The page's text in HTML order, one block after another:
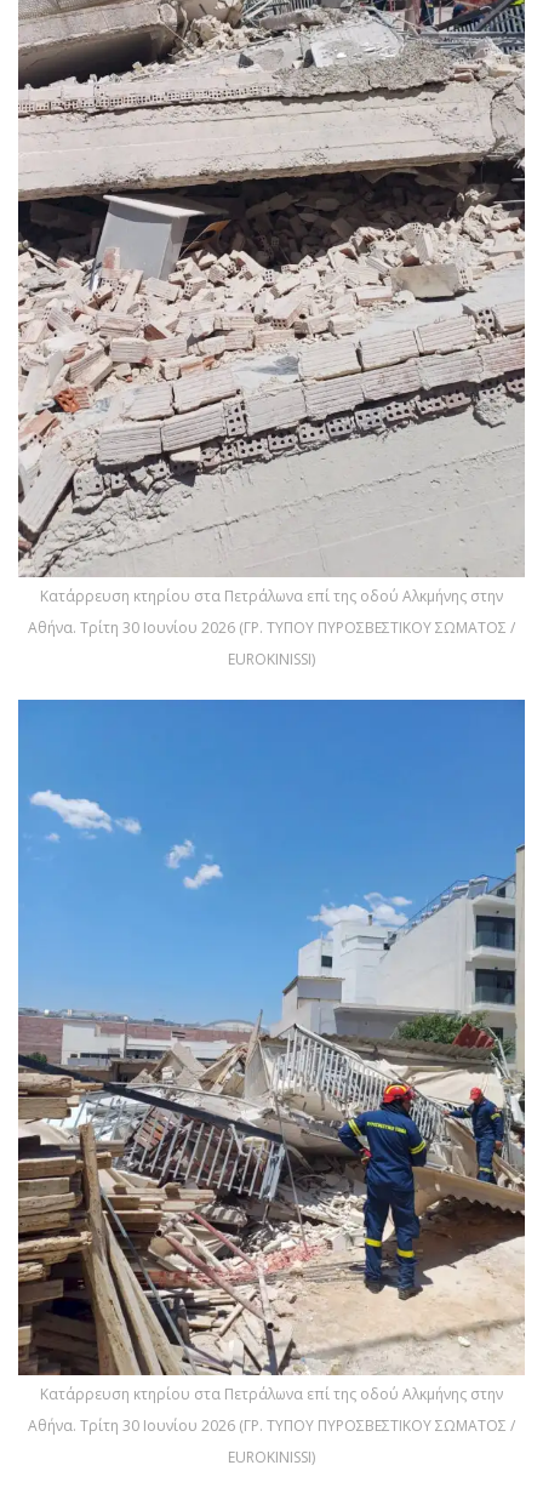
Κατάρρευση κτηρίου στα Πετράλωνα επί της οδού Αλκμήνης στην
Αθήνα. Τρίτη 30 Ιουνίου 2026 (ΓΡ. ΤΥΠΟΥ ΠΥΡΟΣΒΕΣΤΙΚΟΥ ΣΩΜΑΤΟΣ /
EUROKINISSI)
Κατάρρευση κτηρίου στα Πετράλωνα επί της οδού Αλκμήνης στην
Αθήνα. Τρίτη 30 Ιουνίου 2026 (ΓΡ. ΤΥΠΟΥ ΠΥΡΟΣΒΕΣΤΙΚΟΥ ΣΩΜΑΤΟΣ /
EUROKINISSI)